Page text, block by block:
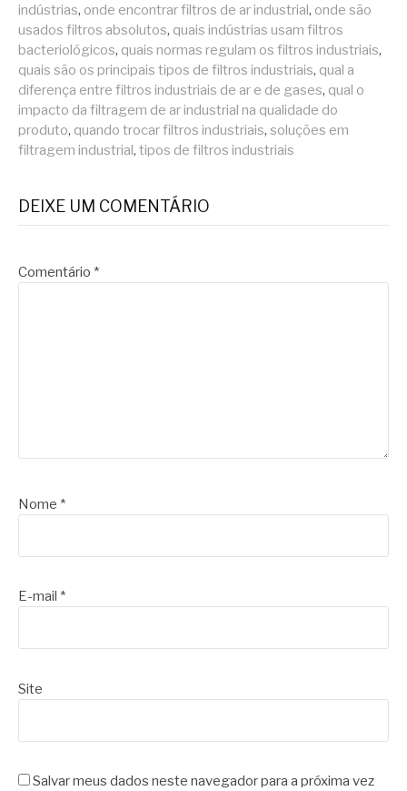
indústrias, onde encontrar filtros de ar industrial, onde são
usados filtros absolutos, quais indústrias usam filtros
bacteriológicos, quais normas regulam os filtros industriais,
quais são os principais tipos de filtros industriais, qual a
diferença entre filtros industriais de ar e de gases, qual o
impacto da filtragem de ar industrial na qualidade do
produto, quando trocar filtros industriais, soluções em
filtragem industrial, tipos de filtros industriais
DEIXE UM COMENTÁRIO
Comentário *
Nome *
E-mail *
Site
Salvar meus dados neste navegador para a próxima vez